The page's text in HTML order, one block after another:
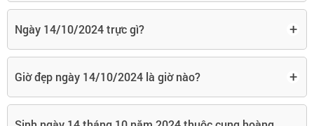
Ngày 14/10/2024 trực gì? +
Giờ đẹp ngày 14/10/2024 là giờ nào? +